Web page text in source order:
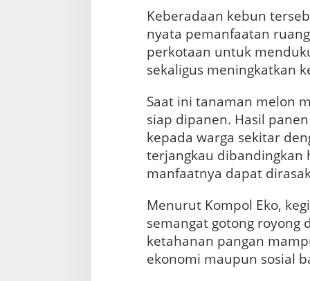
,
C
b
a
d
n
T
e
r
o
g
i
B
a
Keberadaan kebun
nyata pemanfaatan
perkotaan untuk
sekaligus meningkatkan
Saat ini tanaman melon
siap dipanen. Hasil
kepada warga sekitar
terjangkau dibandingkan
manfaatnya dapat
Menurut Kompol Eko,
semangat gotong
ketahanan pangan
ekonomi maupun sosial